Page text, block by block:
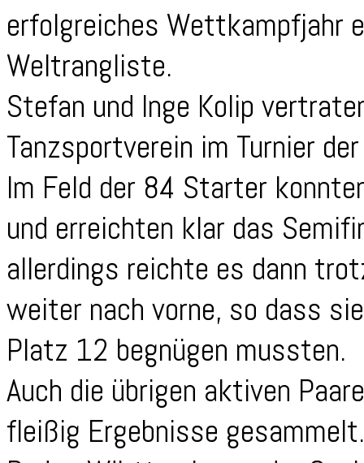
erfolgreiches Wettkampfjahr
Weltrangliste.
Stefan und Inge Kolip
Tanzsportverein im Turnier
Im Feld der 84 Starter
und erreichten klar das
allerdings reichte es dann
weiter nach vorne, so dass
Platz 12 begnügen mussten.
Auch die übrigen aktiven
fleißig Ergebnisse